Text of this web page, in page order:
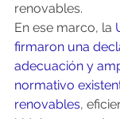
renovables.
En ese marco, la
firmaron una
adecuación y
normativo
renovables,